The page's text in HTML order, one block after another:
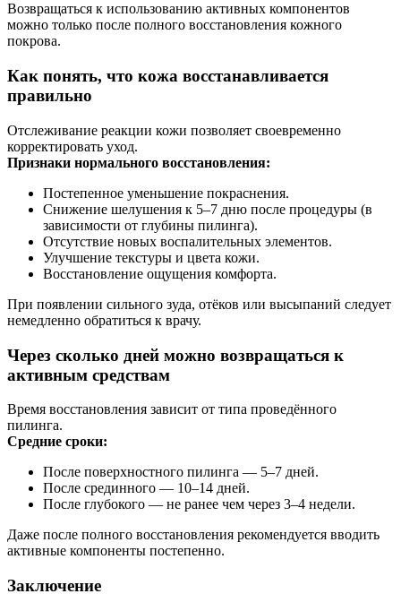
Возвращаться к использованию активных компонентов
можно только после полного восстановления кожного
покрова.
Как понять, что кожа восстанавливается
правильно
Отслеживание реакции кожи позволяет своевременно
корректировать уход.
Признаки нормального восстановления:
Постепенное уменьшение покраснения.
Снижение шелушения к 5–7 дню после процедуры (в
зависимости от глубины пилинга).
Отсутствие новых воспалительных элементов.
Улучшение текстуры и цвета кожи.
Восстановление ощущения комфорта.
При появлении сильного зуда, отёков или высыпаний следует
немедленно обратиться к врачу.
Через сколько дней можно возвращаться к
активным средствам
Время восстановления зависит от типа проведённого
пилинга.
Средние сроки:
После поверхностного пилинга — 5–7 дней.
После срединного — 10–14 дней.
После глубокого — не ранее чем через 3–4 недели.
Даже после полного восстановления рекомендуется вводить
активные компоненты постепенно.
Заключение